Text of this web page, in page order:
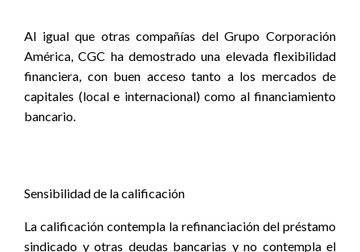
Al igual que otras compañías del Grupo Corporación
América, CGC ha demostrado una elevada flexibilidad
financiera, con buen acceso tanto a los mercados de
capitales (local e internacional) como al financiamiento
bancario.
Sensibilidad de la calificación
La calificación contempla la refinanciación del préstamo
sindicado y otras deudas bancarias y no contempla el